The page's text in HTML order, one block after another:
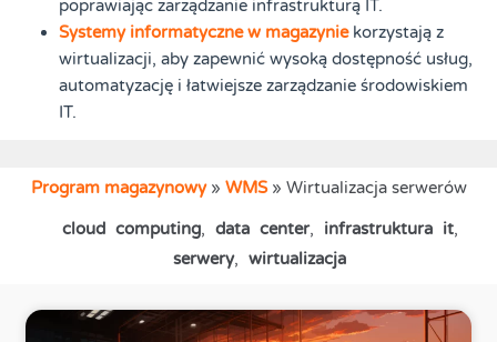
poprawiając zarządzanie infrastrukturą IT.
Systemy informatyczne w magazyniekorzystają z
wirtualizacji, aby zapewnić wysoką dostępność usług,
automatyzację i łatwiejsze zarządzanie środowiskiem
IT.
Program magazynowy» WMS» Wirtualizacja serwerów
cloud computing, data center, infrastruktura it,
serwery, wirtualizacja